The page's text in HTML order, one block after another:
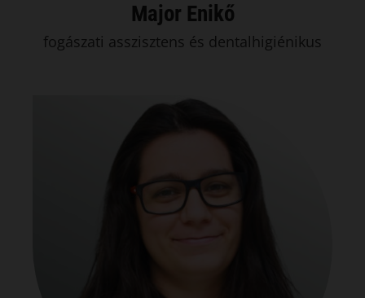
Major Enikő
fogászati asszisztens és dentalhigiénikus